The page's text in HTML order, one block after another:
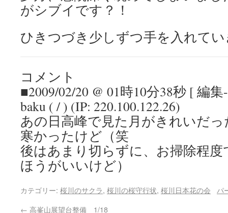
がシブイです？！
ひきつづき少しずつ手を入れて
コメント
■2009/02/20 @ 01時10分38秒 [ 編
baku ( / ) (IP: 220.100.122.26)
あの日高峰で見た月がきれいだっ
寒かったけど（笑
後はあまり切らずに、お掃除程
ほうがいいけど）
カテゴリー: 桜川のサクラ, 桜川の桜守行状, 桜川日本花の会
パ
← 高峯山展望台整備 1/18